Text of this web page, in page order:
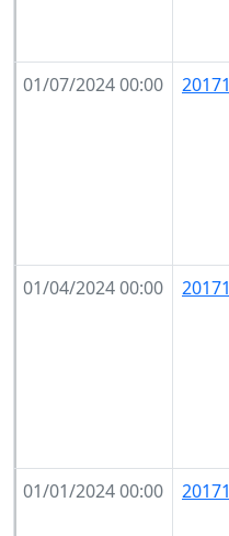
01/07/2024 00:00
20171
01/04/2024 00:00
20171
01/01/2024 00:00
20171